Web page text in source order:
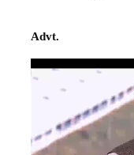
Advt.
Video